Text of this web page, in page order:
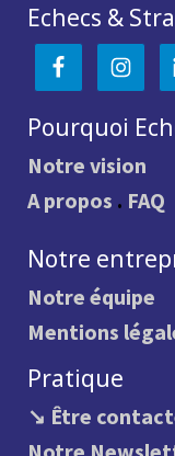
Echecs &
Pourquoi
Notre vision
A propos . FAQ
Notre
Notre équipe
Mentions
Pratique
↘ Être